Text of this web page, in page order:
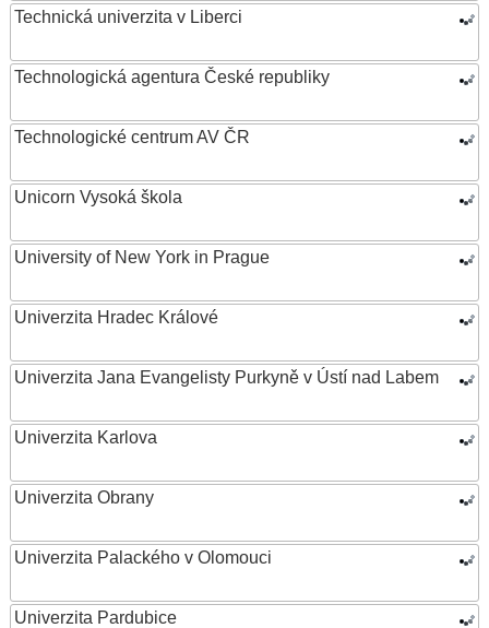
Technická univerzita v Liberci
Technologická agentura České republiky
Technologické centrum AV ČR
Unicorn Vysoká škola
University of New York in Prague
Univerzita Hradec Králové
Univerzita Jana Evangelisty Purkyně v Ústí nad Labem
Univerzita Karlova
Univerzita Obrany
Univerzita Palackého v Olomouci
Univerzita Pardubice